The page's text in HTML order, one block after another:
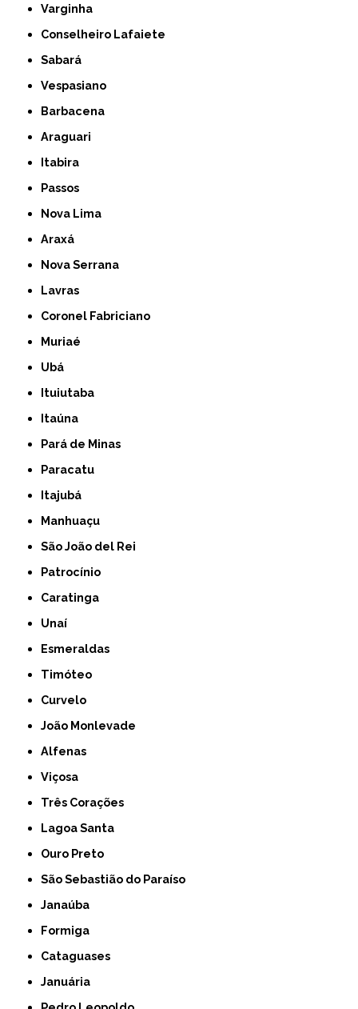
Varginha
Conselheiro Lafaiete
Sabará
Vespasiano
Barbacena
Araguari
Itabira
Passos
Nova Lima
Araxá
Nova Serrana
Lavras
Coronel Fabriciano
Muriaé
Ubá
Ituiutaba
Itaúna
Pará de Minas
Paracatu
Itajubá
Manhuaçu
São João del Rei
Patrocínio
Caratinga
Unaí
Esmeraldas
Timóteo
Curvelo
João Monlevade
Alfenas
Viçosa
Três Corações
Lagoa Santa
Ouro Preto
São Sebastião do Paraíso
Janaúba
Formiga
Cataguases
Januária